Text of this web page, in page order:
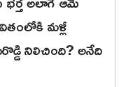
మళ్లీ
నిలిచింది? అనేది